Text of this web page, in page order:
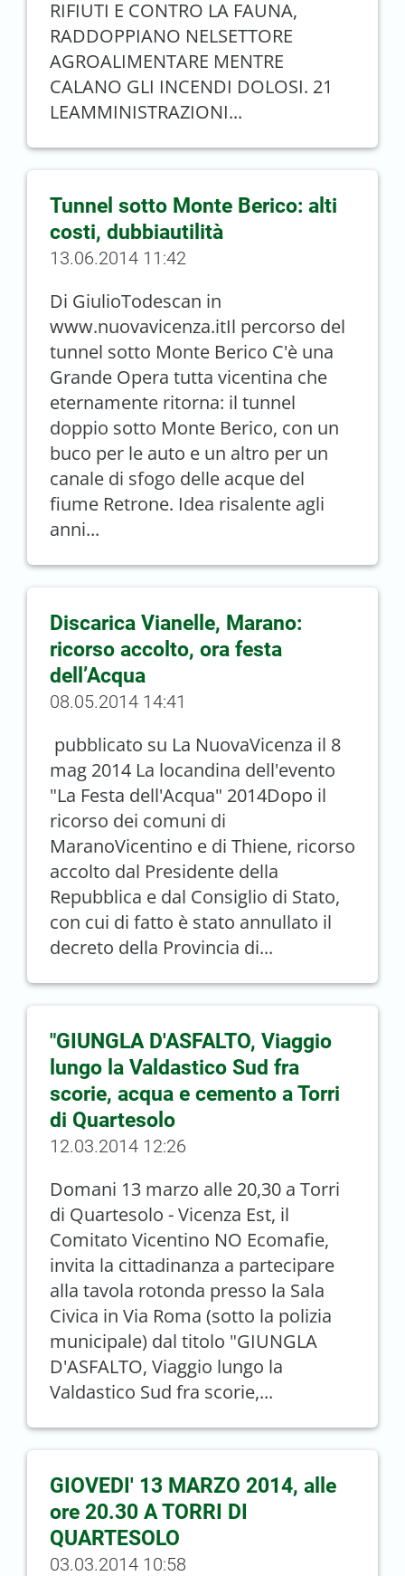
RIFIUTI E CONTRO LA FAUNA,
RADDOPPIANO NELSETTORE
AGROALIMENTARE MENTRE
CALANO GLI INCENDI DOLOSI. 21
LEAMMINISTRAZIONI...
Tunnel sotto Monte Berico: alti
costi, dubbiautilità
13.06.2014 11:42
Di GiulioTodescan in
www.nuovavicenza.itIl percorso del
tunnel sotto Monte Berico C'è una
Grande Opera tutta vicentina che
eternamente ritorna: il tunnel
doppio sotto Monte Berico, con un
buco per le auto e un altro per un
canale di sfogo delle acque del
fiume Retrone. Idea risalente agli
anni...
Discarica Vianelle, Marano:
ricorso accolto, ora festa
dell’Acqua
08.05.2014 14:41
pubblicato su La NuovaVicenza il 8
mag 2014 La locandina dell'evento
"La Festa dell'Acqua" 2014Dopo il
ricorso dei comuni di
MaranoVicentino e di Thiene, ricorso
accolto dal Presidente della
Repubblica e dal Consiglio di Stato,
con cui di fatto è stato annullato il
decreto della Provincia di...
"GIUNGLA D'ASFALTO, Viaggio
lungo la Valdastico Sud fra
scorie, acqua e cemento a Torri
di Quartesolo
12.03.2014 12:26
Domani 13 marzo alle 20,30 a Torri
di Quartesolo - Vicenza Est, il
Comitato Vicentino NO Ecomafie,
invita la cittadinanza a partecipare
alla tavola rotonda presso la Sala
Civica in Via Roma (sotto la polizia
municipale) dal titolo "GIUNGLA
D'ASFALTO, Viaggio lungo la
Valdastico Sud fra scorie,...
GIOVEDI' 13 MARZO 2014, alle
ore 20.30 A TORRI DI
QUARTESOLO
03.03.2014 10:58